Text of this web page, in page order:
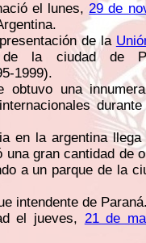
el lunes,29 de
de la
de la ciudad de
1999).
obtuvo una
en la argentina
una gran cantidad de
a un parque de la
intendente de
el jueves, 21 de